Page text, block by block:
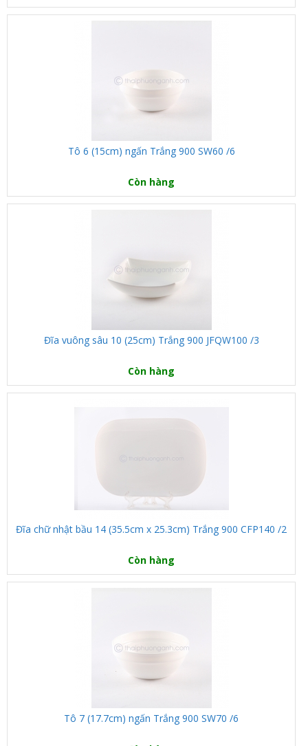
Tô 6 (15cm) ngấn Trắng 900 SW60 /6
Còn hàng
Đĩa vuông sâu 10 (25cm) Trắng 900 JFQW100 /3
Còn hàng
Đĩa chữ nhật bầu 14 (35.5cm x 25.3cm) Trắng 900 CFP140 /2
Còn hàng
Tô 7 (17.7cm) ngấn Trắng 900 SW70 /6